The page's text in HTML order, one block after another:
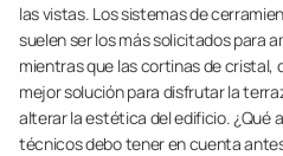
las vistas. Los sistemas de
suelen ser los más solicitados para
mientras que las cortinas de cristal,
mejor solución para disfrutar la
alterar la estética del edificio. ¿Qué
técnicos debo tener en cuenta